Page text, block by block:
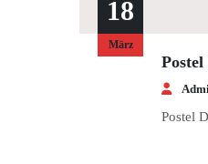
18
März
Postel